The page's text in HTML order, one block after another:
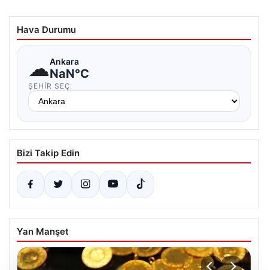
Hava Durumu
☁Ankara
NaN°C
ŞEHIR SEÇ
Bizi Takip Edin
Yan Manşet